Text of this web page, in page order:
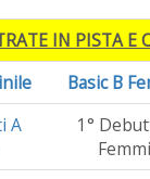
IN PISTA E
Basic B
A
1°